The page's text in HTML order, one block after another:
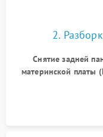
2.
Снятие задней
материнской платы
Проверка